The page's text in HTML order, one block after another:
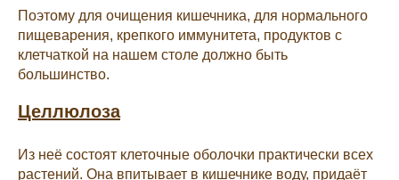
Поэтому для очищения кишечника, для нормального
пищеварения, крепкого иммунитета, продуктов с
клетчаткой на нашем столе должно быть
большинство.
Целлюлоза
Из неё состоят клеточные оболочки практически всех
растений. Она впитывает в кишечнике воду, придаёт